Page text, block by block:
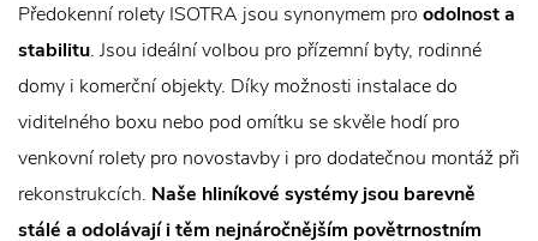
Předokenní rolety ISOTRA jsou synonymem pro odolnost a
stabilitu. Jsou ideální volbou pro přízemní byty, rodinné
domy i komerční objekty. Díky možnosti instalace do
viditelného boxu nebo pod omítku se skvěle hodí pro
venkovní rolety pro novostavby i pro dodatečnou montáž při
rekonstrukcích. Naše hliníkové systémy jsou barevně
stálé a odolávají i těm nejnáročnějším povětrnostním